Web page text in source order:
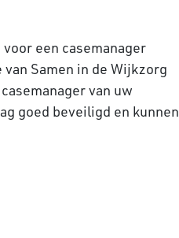
een casemanager
Samen in de Wijkzorg
van uw
goed beveiligd en kunnen